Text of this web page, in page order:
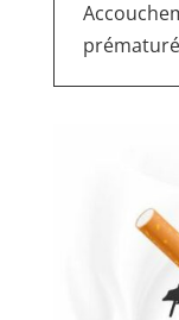
prématuré